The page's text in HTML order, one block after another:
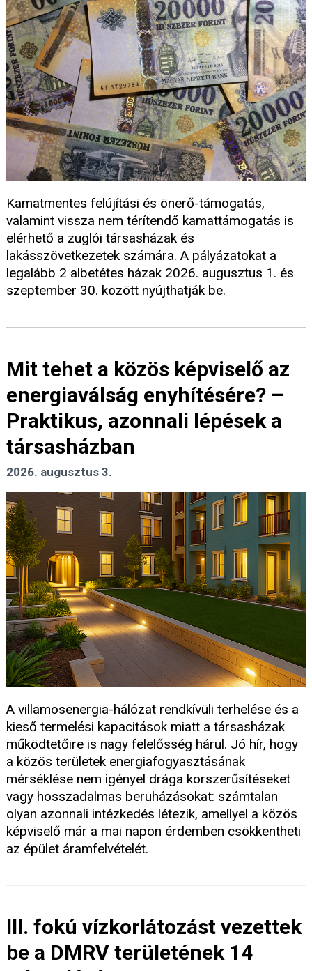
Kamatmentes felújítási és önerő-támogatás,
valamint vissza nem térítendő kamattámogatás is
elérhető a zuglói társasházak és
lakásszövetkezetek számára. A pályázatokat a
legalább 2 albetétes házak 2026. augusztus 1. és
szeptember 30. között nyújthatják be.
Mit tehet a közös képviselő az
energiaválság enyhítésére? –
Praktikus, azonnali lépések a
társasházban
2026. augusztus 3.
A villamosenergia-hálózat rendkívüli terhelése és a
kieső termelési kapacitások miatt a társasházak
működtetőire is nagy felelősség hárul. Jó hír, hogy
a közös területek energiafogyasztásának
mérséklése nem igényel drága korszerűsítéseket
vagy hosszadalmas beruházásokat: számtalan
olyan azonnali intézkedés létezik, amellyel a közös
képviselő már a mai napon érdemben csökkentheti
az épület áramfelvételét.
III. fokú vízkorlátozást vezettek
be a DMRV területének 14